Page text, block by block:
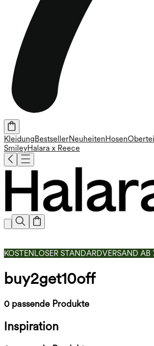
KleidungBestsellerNeuheitenHosen
SmileyHalara x Reece
KOSTENLOSER STANDARDVERSAND AB
buy2get10off
0 passende Produkte
Inspiration